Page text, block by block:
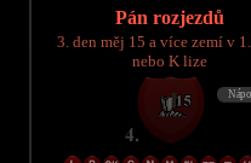
Pán rozjezdů
3. den měj 15 a více zemí v
nebo K lize